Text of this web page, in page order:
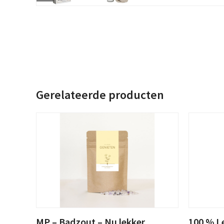
Gerelateerde producten